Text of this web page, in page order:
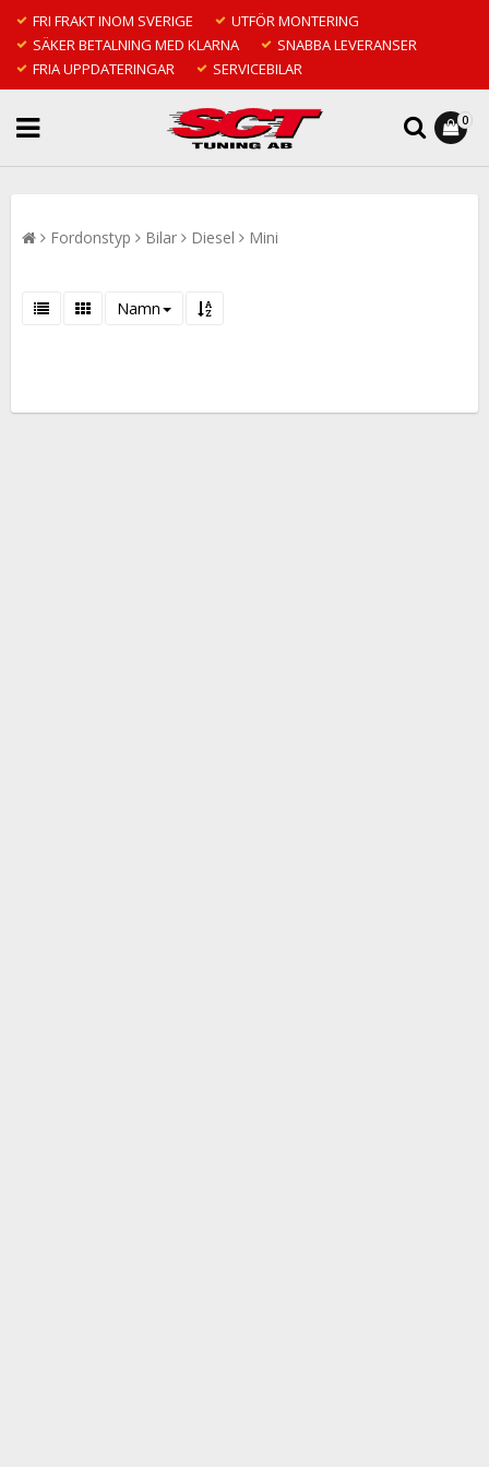
FRI FRAKT INOM SVERIGE
UTFÖR MONTERING
SÄKER BETALNING MED KLARNA
SNABBA LEVERANSER
FRIA UPPDATERINGAR
SERVICEBILAR
0
Fordonstyp Bilar Diesel Mini
Namn